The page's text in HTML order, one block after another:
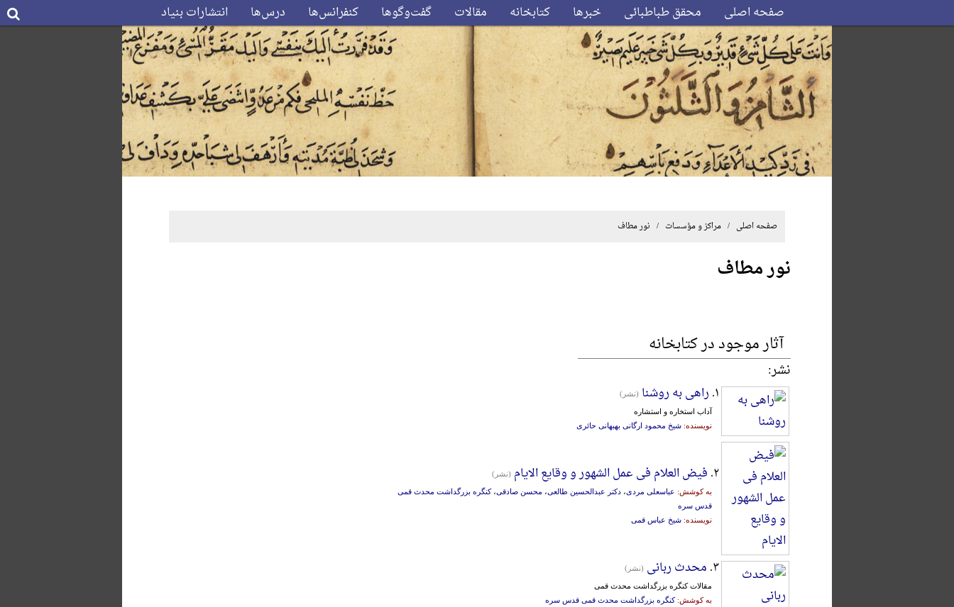
صفحه اصلی محقق طباطبائی خبرها کتابخانه مقالات گفت‌وگوها کنفرانس‌ها درس‌ها انتشارات بنیاد
صفحه اصلی / مراکز و مؤسسات / نور مطاف
نور مطاف
آثار موجود در کتابخانه
نشر:
۱. راهی به روشنا (نشر)
آداب استخاره و استشاره
نویسنده: شیخ محمود ارگانی بهبهانی حائری
۲. فیض العلام فی عمل الشهور و وقایع الایام (نشر)
به کوشش: عباسعلی مردی، دکتر عبدالحسین طالعی، محسن صادقی،کنگره بزرگداشت محدث قمی
قدس سره
نویسنده: شیخ عباس قمی
۳. محدث ربانی (نشر)
مقالات کنگره بزرگداشت محدث قمی
به کوشش:کنگره بزرگداشت محدث قمی قدس سره